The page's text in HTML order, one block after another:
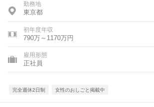
勤務地
東京都
初年度年収
790万～1170万円
雇用形態
正社員
完全週休2日制 女性のおしごと掲載中